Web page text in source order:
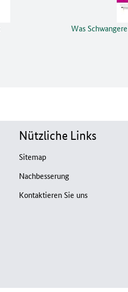
Was
Nützliche Links
Sitemap
Nachbesserung
Kontaktieren Sie uns